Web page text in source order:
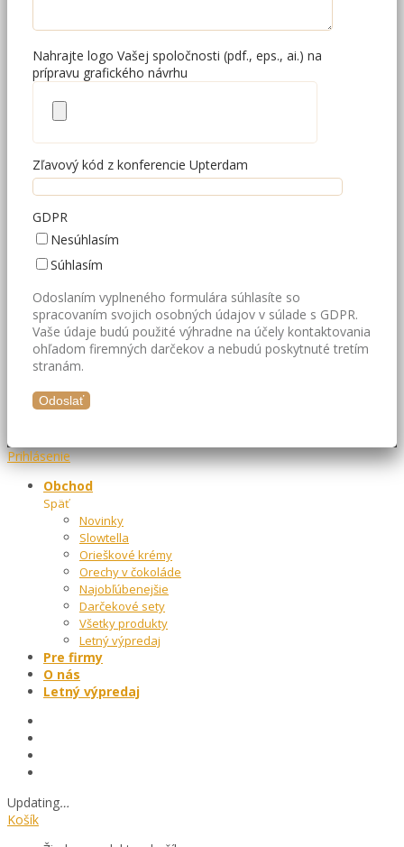
Nahrajte logo Vašej spoločnosti (pdf., eps., ai.) na
prípravu grafického návrhu
Zľavový kód z konferencie Upterdam
GDPR
Nesúhlasím
Súhlasím
Odoslaním vyplneného formulára súhlasíte so
spracovaním svojich osobných údajov v súlade s GDPR.
Vaše údaje budú použité výhradne na účely kontaktovania
ohľadom firemných darčekov a nebudú poskytnuté tretím
stranám.
Prihlásenie
Obchod
Späť
Novinky
Slowtella
Orieškové krémy
Orechy v čokoláde
Najobľúbenejšie
Darčekové sety
Všetky produkty
Letný výpredaj
Pre firmy
O nás
Letný výpredaj
Updating…
Košík